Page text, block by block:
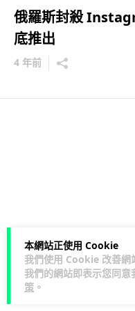
本網站正使用 Cookie
我們使用 Cookie 改善網
我們的網站即表示您同意
策 。
俄羅斯封殺
底推出
4 年前